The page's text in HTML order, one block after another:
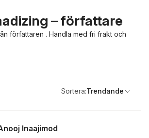
– författare
författaren . Handla med fri frakt och
Sortera:Trendande
Inaajimod